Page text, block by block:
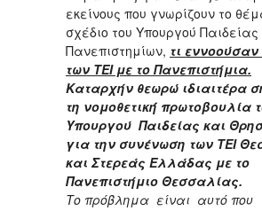
εκείνους που γνωρίζουν το
σχέδιο του Υπουργού
Πανεπιστημίων, τι
των ΤΕΙ με το Πανεπιστήμια.
Καταρχήν θεωρώ ιδιαιτέρα
τη νομοθετική́ πρωτοβουλία
Υπουργού Παιδείας και
για την συνένωση των ΤΕΙ
και Στερεάς Ελλάδας με το
Πανεπιστήμιο Θεσσαλίας.
Το πρόβλημα είναι αυτό που